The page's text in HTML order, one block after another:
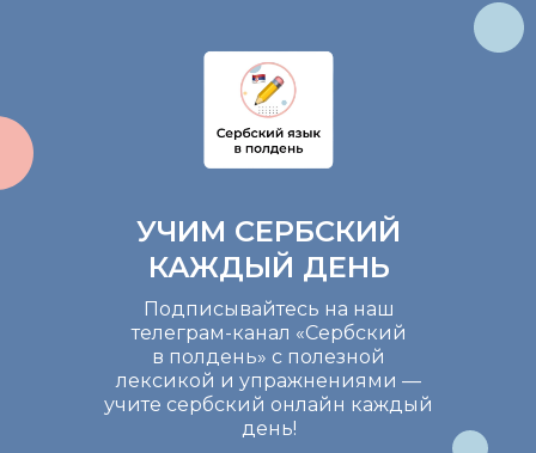
УЧИМ СЕРБСКИЙ
КАЖДЫЙ ДЕНЬ
Подписывайтесь на наш
телеграм-канал «Сербский
в полдень» с полезной
лексикой и упражнениями —
учите сербский онлайн каждый
день!